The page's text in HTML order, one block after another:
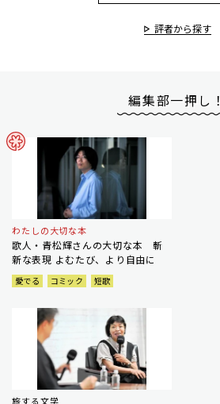
評者から探す
編集部一押し！
わたしの大切な本
歌人・青松輝さんの大切な本 斬
新な表現 よむたび、より自由に
愛でる コミック 短歌
旅する文学